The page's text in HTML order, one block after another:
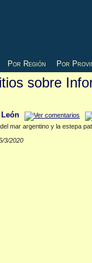
Por Región Por
sobre
mar argentino y la estepa
3/2020